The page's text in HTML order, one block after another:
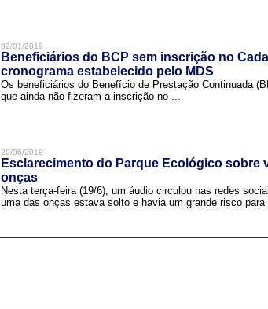
02/01/2019
Beneficiários do BCP sem inscrição no
cronograma estabelecido pelo MDS
Os beneficiários do Benefício de Prestação Continuada
que ainda não fizeram a inscrição no ...
20/06/2018
Esclarecimento do Parque Ecológico sobre
onças
Nesta terça-feira (19/6), um áudio circulou nas redes
uma das onças estava solto e havia um grande risco